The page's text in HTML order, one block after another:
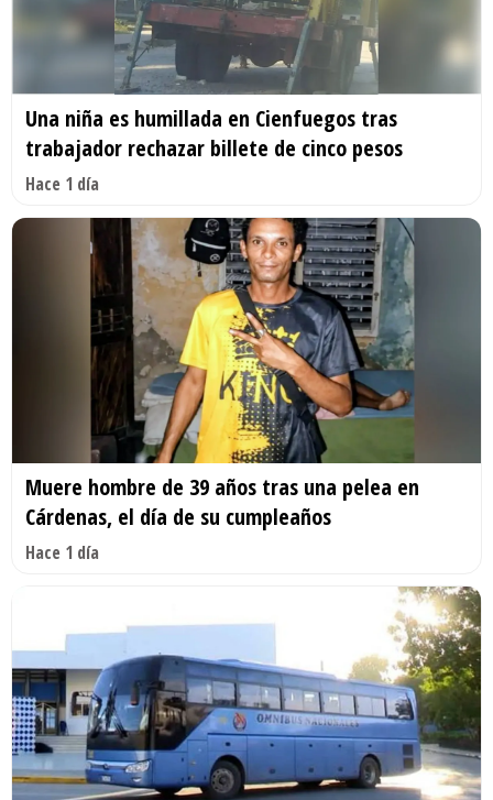
Una niña es humillada en Cienfuegos tras
trabajador rechazar billete de cinco pesos
Hace 1 día
Muere hombre de 39 años tras una pelea en
Cárdenas, el día de su cumpleaños
Hace 1 día